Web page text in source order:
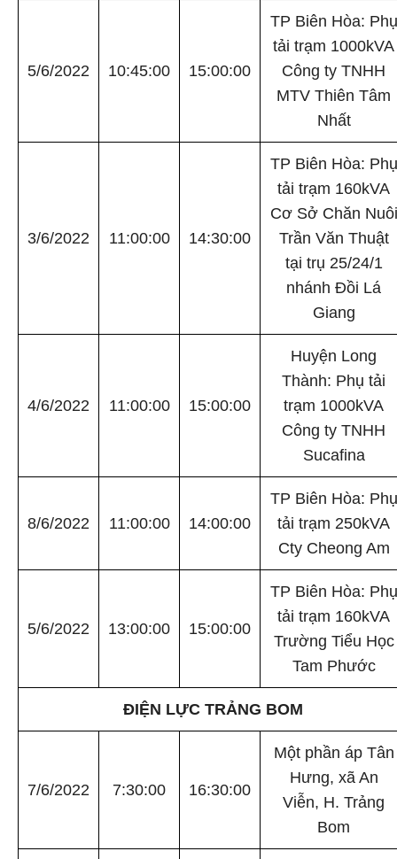
5/6/2022 10:45:00 15:00:00
TP Biên Hòa: Phụ
tải trạm 1000kVA
Công ty TNHH
MTV Thiên Tâm
Nhất
3/6/2022 11:00:00 14:30:00
TP Biên Hòa: Phụ
tải trạm 160kVA
Cơ Sở Chăn Nuôi
Trần Văn Thuật
tại trụ 25/24/1
nhánh Đồi Lá
Giang
4/6/2022 11:00:00 15:00:00
Huyện Long
Thành: Phụ tải
trạm 1000kVA
Công ty TNHH
Sucafina
8/6/2022 11:00:00 14:00:00
TP Biên Hòa: Phụ
tải trạm 250kVA
Cty Cheong Am
5/6/2022 13:00:00 15:00:00
TP Biên Hòa: Phụ
tải trạm 160kVA
Trường Tiểu Học
Tam Phước
ĐIỆN LỰC TRẢNG BOM
7/6/2022 7:30:00 16:30:00
Một phần áp Tân
Hưng, xã An
Viễn, H. Trảng
Bom